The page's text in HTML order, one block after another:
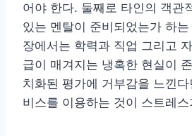
어야 한다. 둘째로 타인의 객관
있는 멘탈이 준비되었는가 하
장에서는 학력과 직업 그리고
급이 매겨지는 냉혹한 현실이
치화된 평가에 거부감을 느낀
비스를 이용하는 것이 스트레